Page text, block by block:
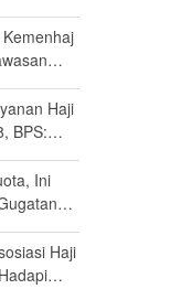
Haji
BPS:
Ini
Haji